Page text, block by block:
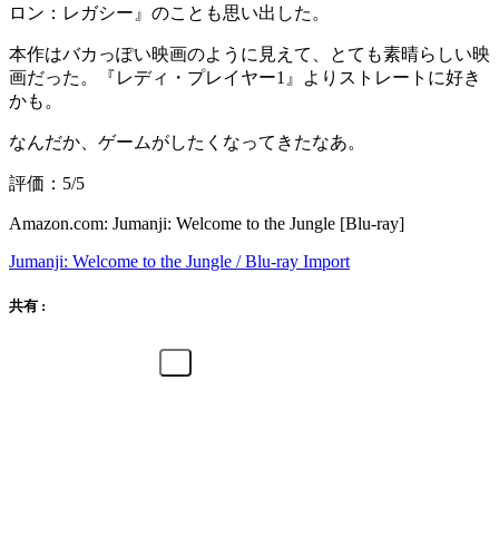
ロン：レガシー』のことも思い出した。
本作はバカっぽい映画のように見えて、とても素晴らしい映
画だった。『レディ・プレイヤー1』よりストレートに好き
かも。
なんだか、ゲームがしたくなってきたなあ。
評価：5/5
Amazon.com: Jumanji: Welcome to the Jungle [Blu-ray]
Jumanji: Welcome to the Jungle / Blu-ray Import
共有 :